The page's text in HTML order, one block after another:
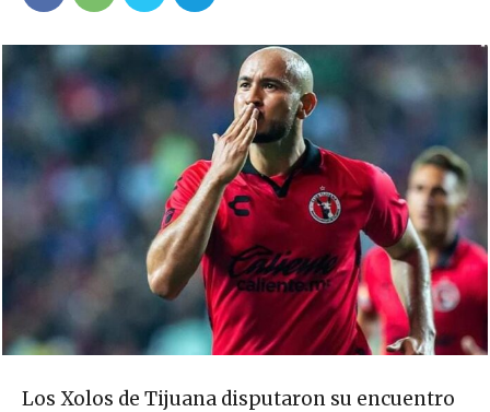
Los Xolos de Tijuana disputaron su encuentro